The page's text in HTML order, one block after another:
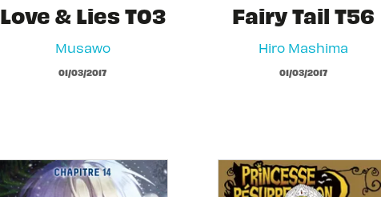
Love & Lies T03
Musawo
01/03/2017
Fairy Tail T56
Hiro Mashima
01/03/2017